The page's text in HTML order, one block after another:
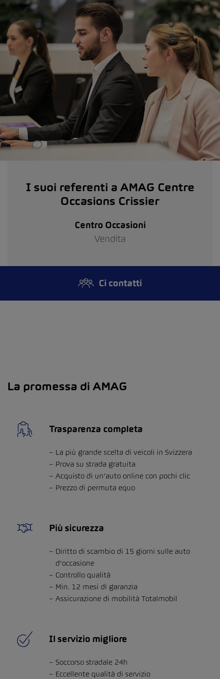
I suoi referenti a AMAG Centre
Occasions Crissier
Centro Occasioni
Vendita
Ci contatti
La promessa di AMAG
Trasparenza completa
La più grande scelta di veicoli in Svizzera
Prova su strada gratuita
Acquisto di un’auto online con pochi clic
Prezzo di permuta equo
Più sicurezza
Diritto di scambio di 15 giorni sulle auto
d’occasione
Controllo qualità
Min. 12 mesi di garanzia
Assicurazione di mobilità Totalmobil
Il servizio migliore
Soccorso stradale 24h
Eccellente qualità di servizio